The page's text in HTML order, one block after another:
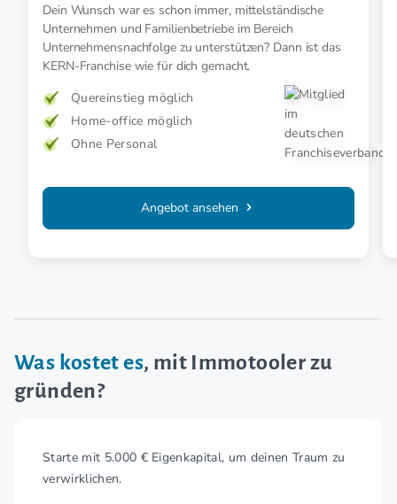
Dein Wunsch war es schon immer, mittelständische
Unternehmen und Familienbetriebe im Bereich
Unternehmensnachfolge zu unterstützen? Dann ist das
KERN-Franchise wie für dich gemacht.
Quereinstieg möglich
Home-office möglich
Ohne Personal
Angebot ansehen
Was kostet es, mit Immotooler zu
gründen?
Starte mit 5.000 € Eigenkapital, um deinen Traum zu
verwirklichen.